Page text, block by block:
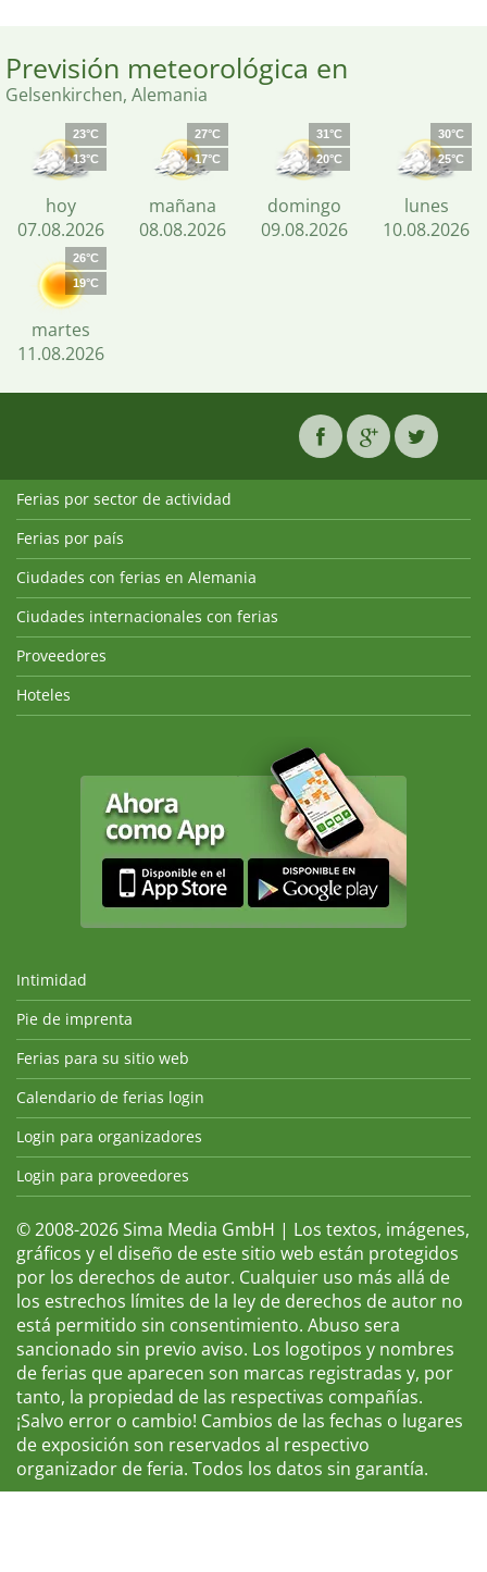
Previsión meteorológica en
Gelsenkirchen, Alemania
23°C
13°C
hoy
07.08.2026
27°C
17°C
mañana
08.08.2026
31°C
20°C
domingo
09.08.2026
30°C
25°C
lunes
10.08.2026
26°C
19°C
martes
11.08.2026
Ferias por sector de actividad
Ferias por país
Ciudades con ferias en Alemania
Ciudades internacionales con ferias
Proveedores
Hoteles
Intimidad
Pie de imprenta
Ferias para su sitio web
Calendario de ferias login
Login para organizadores
Login para proveedores
© 2008-2026 Sima Media GmbH | Los textos, imágenes,
gráficos y el diseño de este sitio web están protegidos
por los derechos de autor. Cualquier uso más allá de
los estrechos límites de la ley de derechos de autor no
está permitido sin consentimiento. Abuso sera
sancionado sin previo aviso. Los logotipos y nombres
de ferias que aparecen son marcas registradas y, por
tanto, la propiedad de las respectivas compañías.
¡Salvo error o cambio! Cambios de las fechas o lugares
de exposición son reservados al respectivo
organizador de feria. Todos los datos sin garantía.